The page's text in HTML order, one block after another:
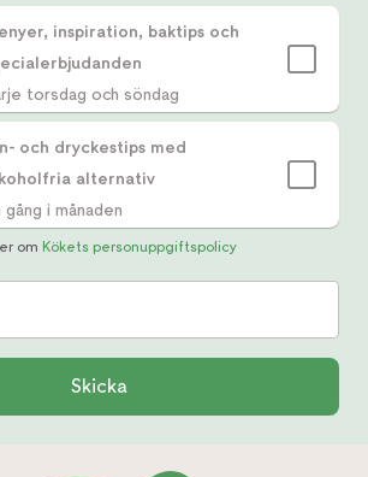
inspiration, baktips och
torsdag och söndag
och dryckestips med
alternativ
gång i månaden
om Kökets personuppgiftspolicy
Skicka